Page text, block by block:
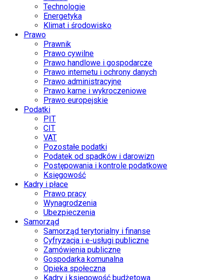
Technologie
Energetyka
Klimat i środowisko
Prawo
Prawnik
Prawo cywilne
Prawo handlowe i gospodarcze
Prawo internetu i ochrony danych
Prawo administracyjne
Prawo karne i wykroczeniowe
Prawo europejskie
Podatki
PIT
CIT
VAT
Pozostałe podatki
Podatek od spadków i darowizn
Postępowania i kontrole podatkowe
Księgowość
Kadry i płace
Prawo pracy
Wynagrodzenia
Ubezpieczenia
Samorząd
Samorząd terytorialny i finanse
Cyfryzacja i e-usługi publiczne
Zamówienia publiczne
Gospodarka komunalna
Opieka społeczna
Kadry i księgowość budżetowa